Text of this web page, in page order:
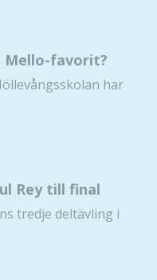
Mello-favorit?
har
Rey till final
tredje deltävling i